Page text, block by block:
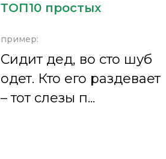
ТОП10 простых
пример:
Сидит дед, во сто шуб
одет. Кто его раздевает
– тот слезы п...